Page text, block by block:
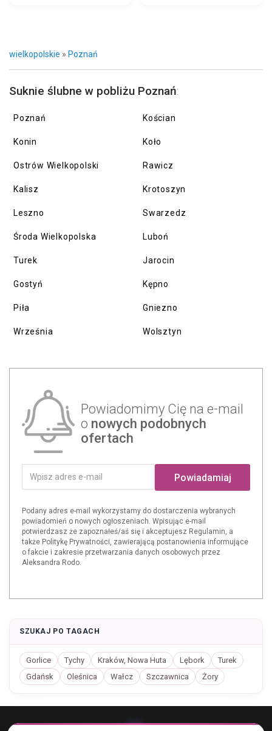
wielkopolskie » Poznań
Suknie ślubne w pobliżu Poznań:
Poznań
Konin
Ostrów Wielkopolski
Kalisz
Leszno
Środa Wielkopolska
Turek
Gostyń
Piła
Września
Kościan
Koło
Rawicz
Krotoszyn
Swarzedz
Luboń
Jarocin
Kępno
Gniezno
Wolsztyn
Powiadomimy Cię na e-mail
o nowych podobnych
ofertach
Powiadamiaj
Podany adres e-mail wykorzystamy do dostarczenia wybranych
powiadomień o nowych ogłoszeniach. Wpisując e-mail
potwierdzasz że zapoznałeś/aś się i akceptujesz Regulamin, a
także Politykę Prywatności, zawierającą postanowienia informujące
o fakcie i zakresie przetwarzania danych osobowych przez
Aleksandra Rodo.
SZUKAJ PO TAGACH
Gorlice Tychy Kraków, Nowa Huta Lębork
Turek
Gdańsk
Oleśnica Wałcz Szczawnica Żory